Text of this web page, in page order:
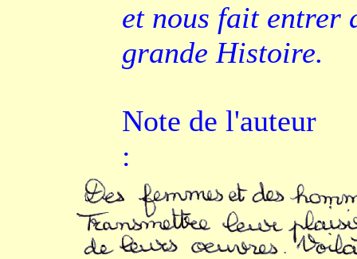
et nous fait entrer
grande Histoire.
Note de l'auteur
: